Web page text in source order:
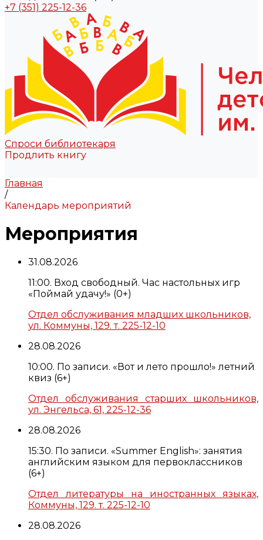
+7 (351) 225-12-36
Спроси библиотекаря
Продлить книгу
Главная
/
Календарь мероприятий
Мероприятия
31.08.2026
11:00. Вход свободный. Час настольных игр
«Поймай удачу!» (0+)
Отдел обслуживания младших школьников,
ул. Коммуны, 129. т. 225-12-10
28.08.2026
10:00. По записи. «Вот и лето прошло!» летний
квиз (6+)
Отдел обслуживания старших школьников,
ул. Энгельса, 61, 225-12-36
28.08.2026
15:30. По записи. «Summer English»: занятия
английским языком для первоклассников
(6+)
Отдел литературы на иностранных языках,
Коммуны, 129. т. 225-12-10
28.08.2026